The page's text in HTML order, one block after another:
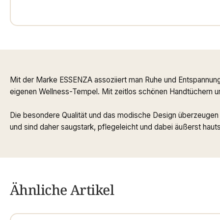
Mit der Marke ESSENZA assoziiert man Ruhe und
eigenen Wellness-Tempel. Mit zeitlos schönen Handtüchern
Die besondere Qualität und das modische Design
und sind daher saugstark, pflegeleicht und dabei äußerst
Ähnliche Artikel